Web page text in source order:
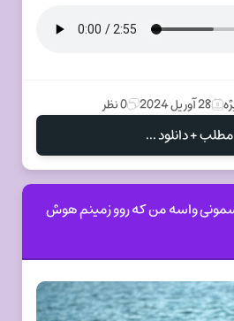
28 آوریل 2024 0 نظر
+ دانلود ...
واسه من که روو زمینم هوش